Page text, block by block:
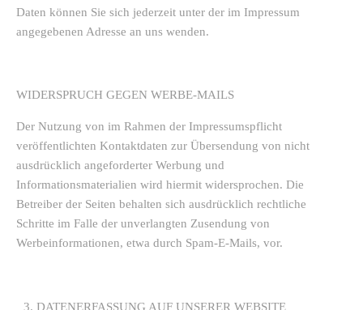
Daten können Sie sich jederzeit unter der im Impressum
angegebenen Adresse an uns wenden.
WIDERSPRUCH GEGEN WERBE-MAILS
Der Nutzung von im Rahmen der Impressumspflicht
veröffentlichten Kontaktdaten zur Übersendung von nicht
ausdrücklich angeforderter Werbung und
Informationsmaterialien wird hiermit widersprochen. Die
Betreiber der Seiten behalten sich ausdrücklich rechtliche
Schritte im Falle der unverlangten Zusendung von
Werbeinformationen, etwa durch Spam-E-Mails, vor.
DATENERFASSUNG AUF UNSERER WEBSITE